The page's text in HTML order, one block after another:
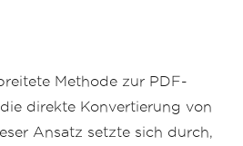
Methode zur PDF-
direkte Konvertierung von
Ansatz setzte sich durch,